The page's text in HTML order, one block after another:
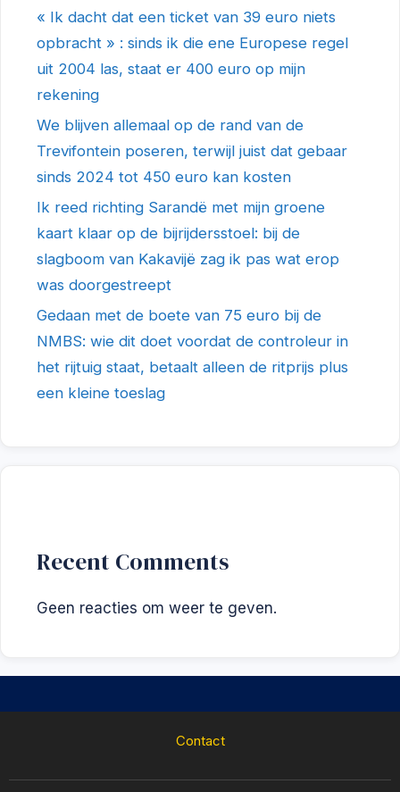
« Ik dacht dat een ticket van 39 euro niets
opbracht » : sinds ik die ene Europese regel
uit 2004 las, staat er 400 euro op mijn
rekening
We blijven allemaal op de rand van de
Trevifontein poseren, terwijl juist dat gebaar
sinds 2024 tot 450 euro kan kosten
Ik reed richting Sarandë met mijn groene
kaart klaar op de bijrijdersstoel: bij de
slagboom van Kakavijë zag ik pas wat erop
was doorgestreept
Gedaan met de boete van 75 euro bij de
NMBS: wie dit doet voordat de controleur in
het rijtuig staat, betaalt alleen de ritprijs plus
een kleine toeslag
Recent Comments
Geen reacties om weer te geven.
Contact